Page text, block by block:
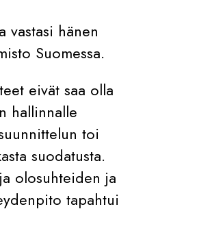
vastasi hänen
Suomessa.
eivät saa olla
hallinnalle
toi
suodatusta.
olosuhteiden ja
tapahtui